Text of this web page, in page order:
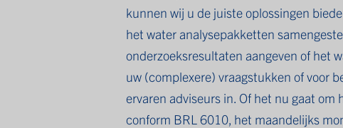
kunnen wij u de juiste oplossingen
het water analysepakketten
onderzoeksresultaten aangeven of het
uw (complexere) vraagstukken of voor
ervaren adviseurs in. Of het nu gaat
conform BRL 6010, het maandelijks